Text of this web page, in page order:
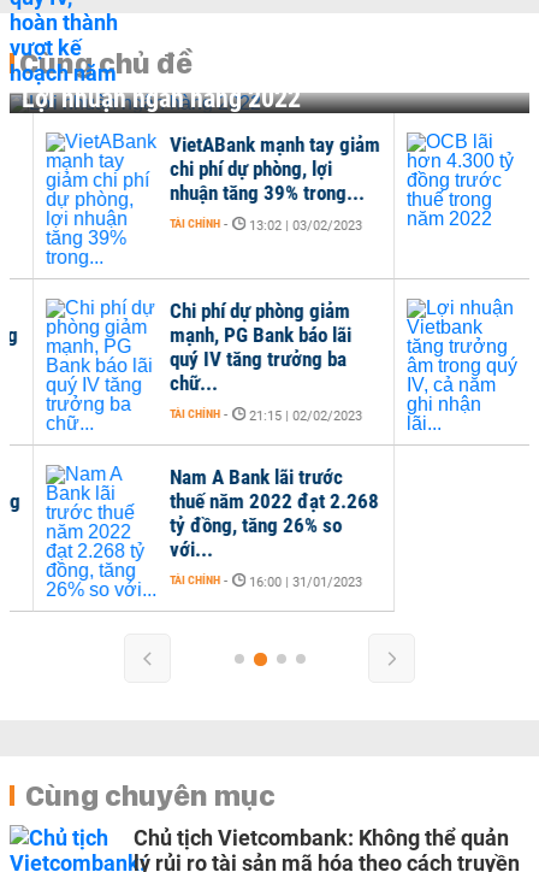
Cùng chủ đề
Lợi nhuận ngân hàng 2022
VietABank mạnh tay giảm
chi phí dự phòng, lợi
nhuận tăng 39% trong...
TÀI CHÍNH - 13:02 | 03/02/2023
Chi phí dự phòng giảm
mạnh, PG Bank báo lãi
quý IV tăng trưởng ba
chữ...
TÀI CHÍNH - 21:15 | 02/02/2023
Lợi
cả
Nam A Bank lãi trước
thuế năm 2022 đạt 2.268
tỷ đồng, tăng 26% so
với...
TÀI CHÍNH - 16:00 | 31/01/2023
Cùng chuyên mục
Chủ tịch Vietcombank: Không thể quản
lý rủi ro tài sản mã hóa theo cách truyền